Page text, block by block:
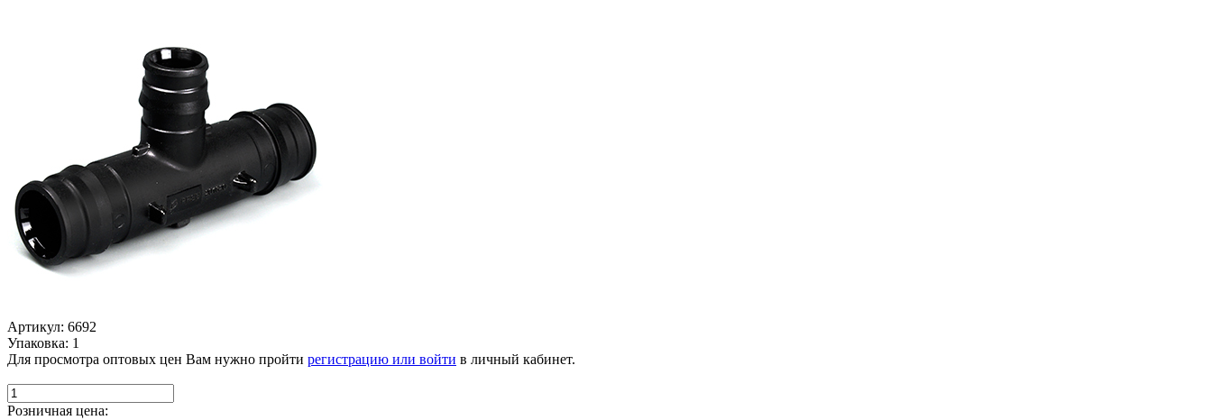
Артикул: 6692
Упаковка: 1
Для просмотра оптовых цен Вам нужно пройти регистрацию или войти в личный кабинет.
Розничная цена: